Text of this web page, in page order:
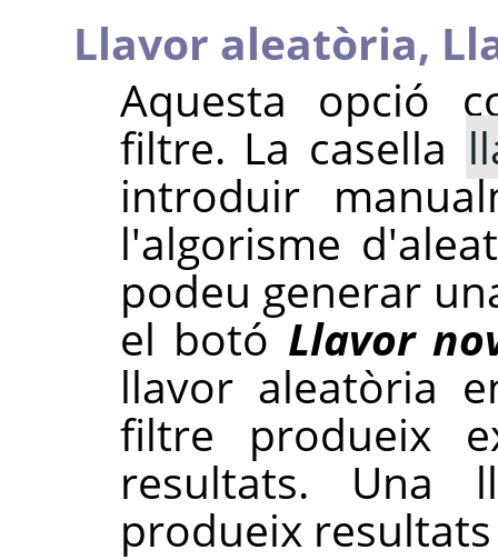
Llavor aleatòria,
Aquesta opció
filtre. La casella
introduir
l'algorisme
podeu generar
el botóLlavor
llavor aleatòria
filtre produeix
resultats. Una
produeix